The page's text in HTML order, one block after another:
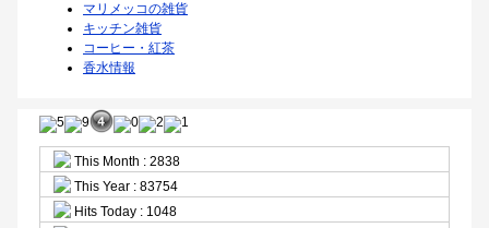
マリメッコの雑貨
キッチン雑貨
コーヒー・紅茶
香水情報
This Month : 2838
This Year : 83754
Hits Today : 1048